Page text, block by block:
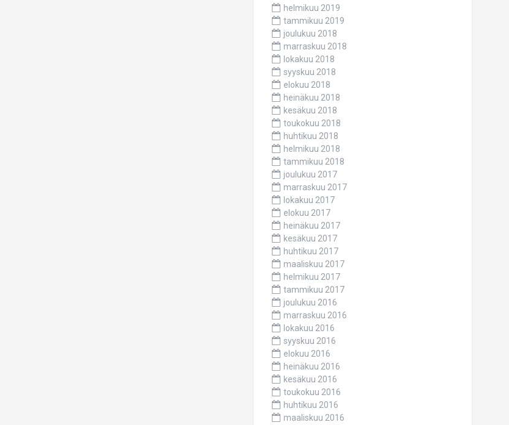
helmikuu 2019
tammikuu 2019
joulukuu 2018
marraskuu 2018
lokakuu 2018
syyskuu 2018
elokuu 2018
heinäkuu 2018
kesäkuu 2018
toukokuu 2018
huhtikuu 2018
helmikuu 2018
tammikuu 2018
joulukuu 2017
marraskuu 2017
lokakuu 2017
elokuu 2017
heinäkuu 2017
kesäkuu 2017
huhtikuu 2017
maaliskuu 2017
helmikuu 2017
tammikuu 2017
joulukuu 2016
marraskuu 2016
lokakuu 2016
syyskuu 2016
elokuu 2016
heinäkuu 2016
kesäkuu 2016
toukokuu 2016
huhtikuu 2016
maaliskuu 2016